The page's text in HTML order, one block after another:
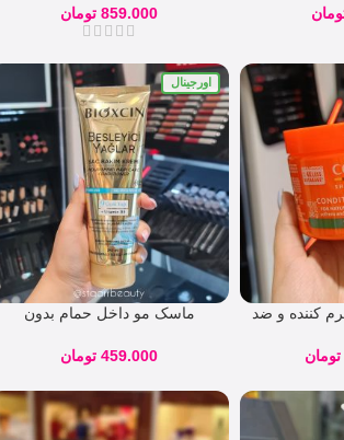
859.000 تومان
کننده و ضد
Shea
تومان
اورجینال
ماسک مو داخل حمام بدون
459.000 تومان